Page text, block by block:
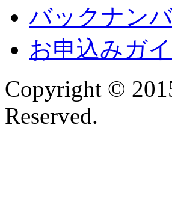
バックナン
お申込みガ
Copyright ©
Reserved.